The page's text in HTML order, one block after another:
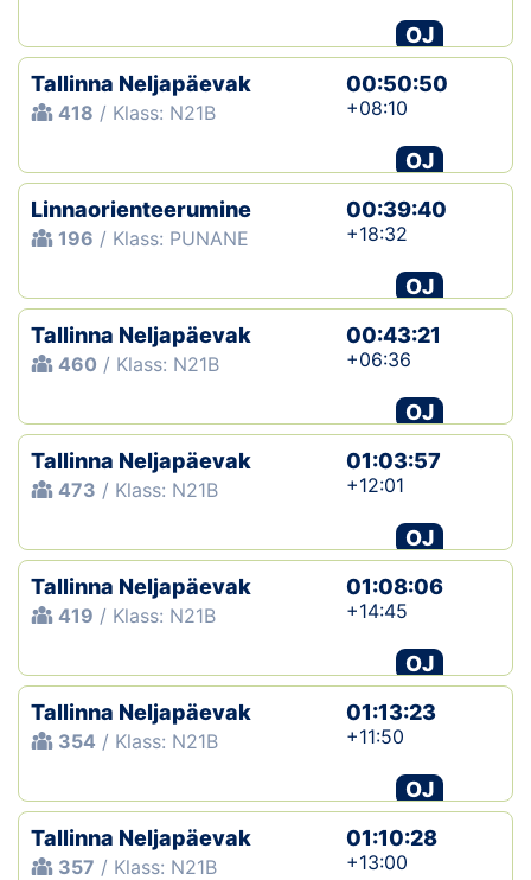
OJ
Tallinna Neljapäevak
418 / Klass: N21B
00:50:50
+08:10
OJ
Linnaorienteerumine
196 / Klass: PUNANE
00:39:40
+18:32
OJ
Tallinna Neljapäevak
460 / Klass: N21B
00:43:21
+06:36
OJ
Tallinna Neljapäevak
473 / Klass: N21B
01:03:57
+12:01
OJ
Tallinna Neljapäevak
419 / Klass: N21B
01:08:06
+14:45
OJ
Tallinna Neljapäevak
354 / Klass: N21B
01:13:23
+11:50
OJ
Tallinna Neljapäevak
357 / Klass: N21B
01:10:28
+13:00